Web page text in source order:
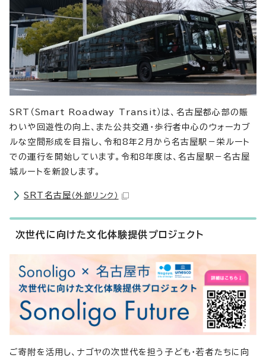
SRT（Smart Roadway Transit）は、名古屋都心部の賑
わいや回遊性の向上、また公共交通・歩行者中心のウォーカブ
ルな空間形成を目指し、令和8年2月から名古屋駅－栄ルート
での運行を開始しています。令和8年度は、名古屋駅－名古屋
城ルートを新設します。
SRT名古屋 （外部リンク）
次世代に向けた文化体験提供プロジェクト
ご寄附を活用し、ナゴヤの次世代を担う子ども・若者たちに向